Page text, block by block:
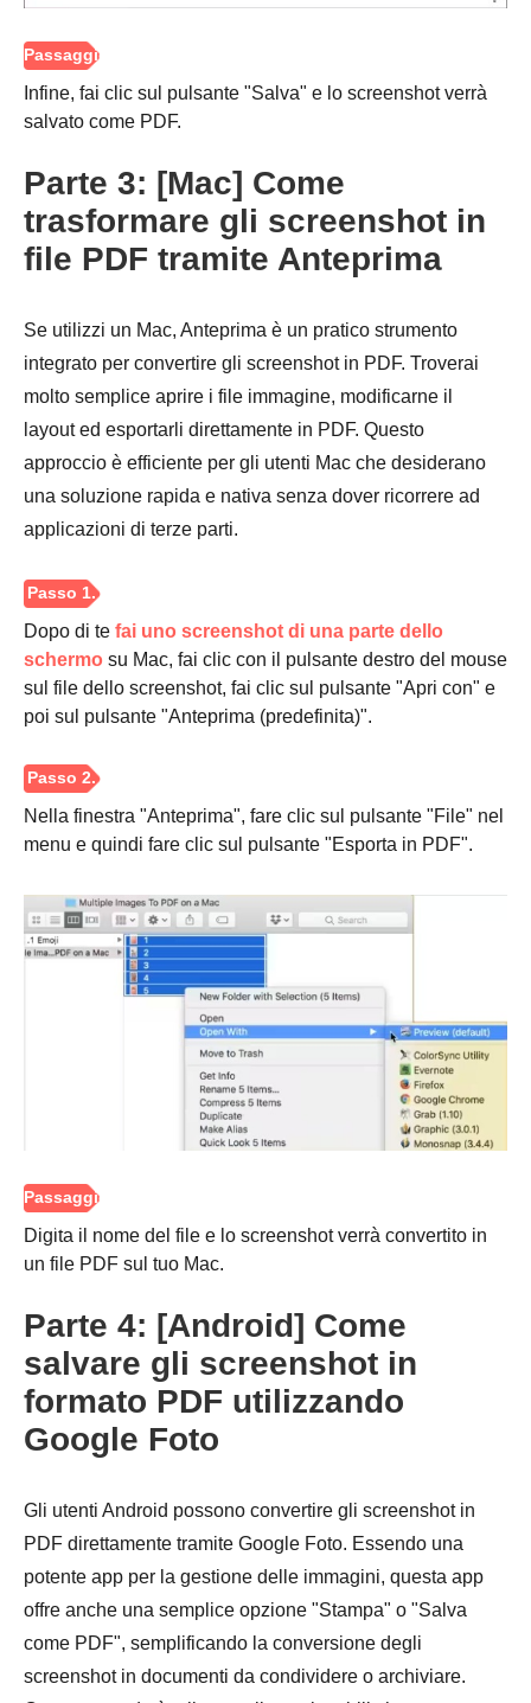
Passo 2.
Infine, fai clic sul pulsante "Salva" e lo screenshot verrà
salvato come PDF.
Parte 3: [Mac] Come
trasformare gli screenshot in
file PDF tramite Anteprima
Se utilizzi un Mac, Anteprima è un pratico strumento
integrato per convertire gli screenshot in PDF. Troverai
molto semplice aprire i file immagine, modificarne il
layout ed esportarli direttamente in PDF. Questo
approccio è efficiente per gli utenti Mac che desiderano
una soluzione rapida e nativa senza dover ricorrere ad
applicazioni di terze parti.
Dopo di te fai uno screenshot di una parte dello
schermo su Mac, fai clic con il pulsante destro del mouse
sul file dello screenshot, fai clic sul pulsante "Apri con" e
poi sul pulsante "Anteprima (predefinita)".
Nella finestra "Anteprima", fare clic sul pulsante "File" nel
menu e quindi fare clic sul pulsante "Esporta in PDF".
Digita il nome del file e lo screenshot verrà convertito in
un file PDF sul tuo Mac.
Parte 4: [Android] Come
salvare gli screenshot in
formato PDF utilizzando
Google Foto
Gli utenti Android possono convertire gli screenshot in
PDF direttamente tramite Google Foto. Essendo una
potente app per la gestione delle immagini, questa app
offre anche una semplice opzione "Stampa" o "Salva
come PDF", semplificando la conversione degli
screenshot in documenti da condividere o archiviare.